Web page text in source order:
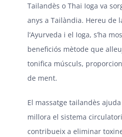
Tailandès o Thai Ioga va
anys a Tailàndia. Hereu de
l’Ayurveda i el Ioga, s’ha
beneficiós mètode que
tonifica músculs,
de ment.
El massatge tailandès
millora el sistema
contribueix a eliminar